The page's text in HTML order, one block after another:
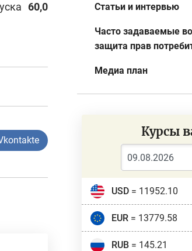
60,0
Статьи и интервью
Часто задаваемые
защита прав
Медиа план
Курсы
USD= 11952.10
EUR= 13779.58
RUB= 145.21